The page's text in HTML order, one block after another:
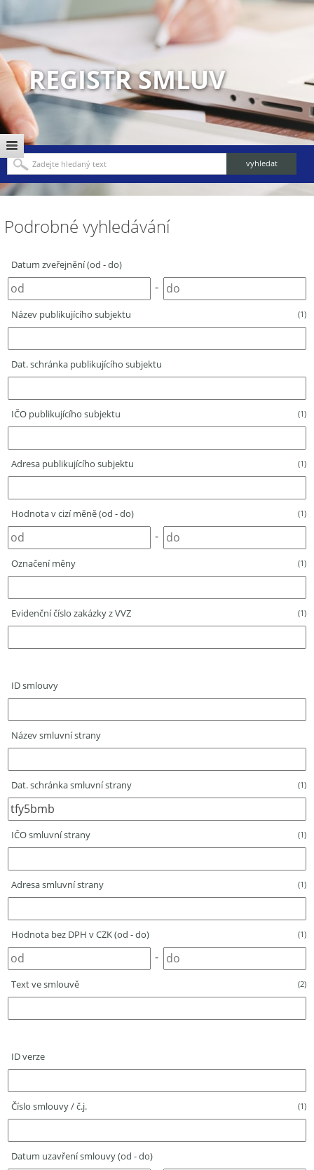
REGISTR SMLUV
Podrobné vyhledávání
Datum zveřejnění (od - do)
-
Název publikujícího subjektu (1)
Dat. schránka publikujícího subjektu
IČO publikujícího subjektu (1)
Adresa publikujícího subjektu (1)
Hodnota v cizí měně (od - do) (1)
-
Označení měny (1)
Evidenční číslo zakázky z VVZ (1)
ID smlouvy
Název smluvní strany
Dat. schránka smluvní strany (1)
IČO smluvní strany (1)
Adresa smluvní strany (1)
Hodnota bez DPH v CZK (od - do) (1)
-
Text ve smlouvě (2)
ID verze
Číslo smlouvy / č.j. (1)
Datum uzavření smlouvy (od - do)